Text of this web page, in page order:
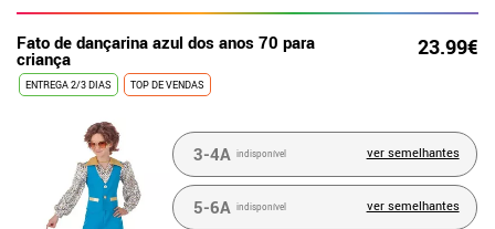
Fato de dançarina azul dos anos 70 para
criança 23.99€
ENTREGA 2/3 DIAS TOP DE VENDAS
3-4A indisponível ver semelhantes
5-6A indisponível ver semelhantes